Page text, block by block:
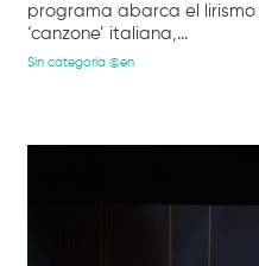
programa abarca el lirismo
‘canzone’ italiana,...
Sin categoría @en